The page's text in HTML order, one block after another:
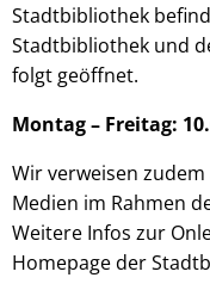
Stadtbibliothek
Stadtbibliothek und
folgt geöffnet.
Montag – Freitag:
Wir verweisen
Medien im Rahmen
Weitere Infos zur
Homepage der